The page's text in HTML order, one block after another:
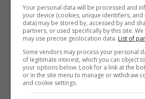
Valerio Scanu e Luigi Calcara
Quando gli è stato chiesto
Your personal data will be processed and
your device (cookies, unique identifiers, and
data) may be stored by, accessed by and
partners, or used specifically by this site.
may use precise geolocation data. List of
Some vendors may process your personal
of legitimate interest, which you can object
your options below. Look for a link at the
or in the site menu to manage or withdraw
and cookie settings.